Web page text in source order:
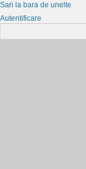
Sari la bara de unelte
Autentificare